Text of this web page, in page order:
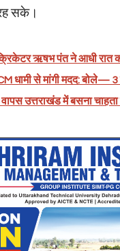
सके।
ऋषभ पंत ने आधी रात
धामी से मांगी मदद: बोले— 3
उत्तराखंड में बसना चाहता